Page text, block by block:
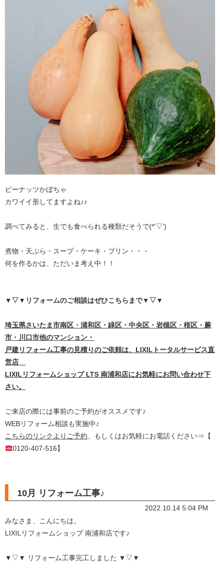
ピーナッツかぼちゃ
カワイイ形してますよね♪♪
調べてみると、生でも食べられる種類だそうで(*’▽’)
煮物・天ぷら・スープ・ケーキ・プリン・・・
何を作るかは、ただいま考え中！！
▼▽▼リフォームのご相談はぜひこちらまで▼▽▼
埼玉県さいたま市南区・浦和区・緑区・中央区・岩槻区・桜区・蕨
市・川口市他のマンション・
戸建リフォーム工事の見積りのご依頼は、LIXILトータルサービス直
営店
LIXILリフォームショップ LTS 南浦和店にお気軽にお問い合わせ下
さい。
ご来店の際には事前のご予約がオススメです♪
WEBリフォーム相談も実施中♪
こちらのリンクよりご予約 、もしくはお気軽にお電話ください⇒【
0120-407-516】
10月 リフォーム工事♪
2022.10.14 5:04 PM
みなさま、こんにちは。
LIXILリフォームショップ 南浦和店です♪
▼▽▼ リフォーム工事完工しました ▼▽▼